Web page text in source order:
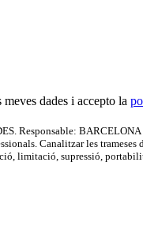
dades i accepto la
Responsable:
Canalitzar les
limitació, supressió,